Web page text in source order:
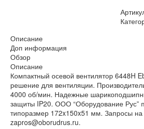
Описание
Доп информация
Обзор
Описание
Компактный осевой вентилятор 6448H
решение для вентиляции.
4000 об/мин. Надежные
защиты IP20. ООО “Оборудование Рус”
типоразмер 172x150x51 мм. Запросы на
zapros@oborudrus.ru.